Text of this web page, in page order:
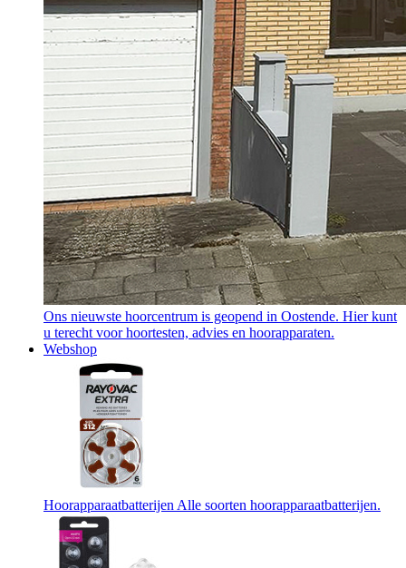
Ons nieuwste hoorcentrum is geopend in Oostende. Hier kunt
u terecht voor hoortesten, advies en hoorapparaten.
Webshop
Hoorapparaatbatterijen Alle soorten hoorapparaatbatterijen.